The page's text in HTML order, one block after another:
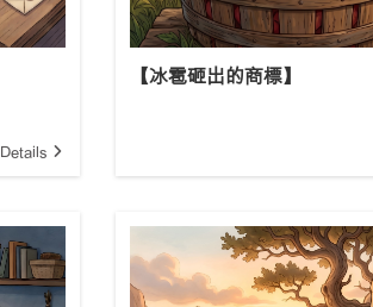
Details
【冰雹砸出的商標】